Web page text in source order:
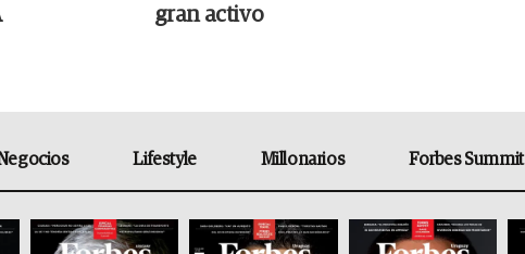
gran activo
Lifestyle Millonarios Forbes Summit